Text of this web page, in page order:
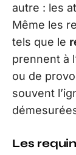
autre : les
Même les
tels que le
prennent à
ou de
souvent
Les